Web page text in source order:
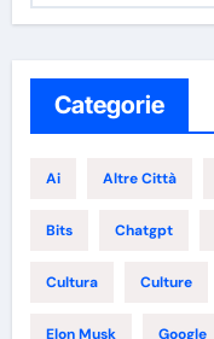
Categorie
Ai Altre Città
Bits Chatgpt
Cultura Culture
Elon Musk Google